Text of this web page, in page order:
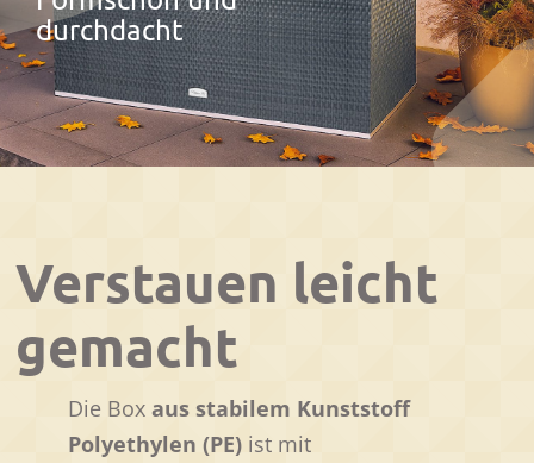
durchdacht
Verstauen leicht
gemacht
Die Boxaus stabilem Kunststoff
Polyethylen (PE) ist mit